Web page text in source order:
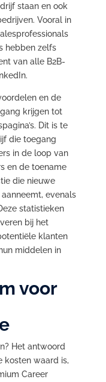
staan en ook
Vooral in
hebben zelfs
van alle B2B-
en de
krijgen tot
Dit is te
die toegang
in de loop van
en de toename
die nieuwe
evenals
statistieken
bij het
klanten
middelen in
voor
Het antwoord
kosten waard is,
Career